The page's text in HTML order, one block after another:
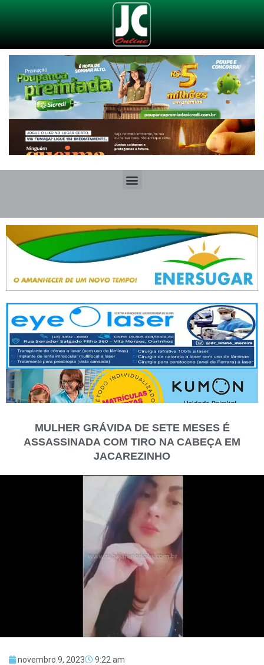
MULHER GRÁVIDA DE SETE MESES É
ASSASSINADA COM TIRO NA CABEÇA EM
JACAREZINHO
novembro 9, 2023 9:22 am